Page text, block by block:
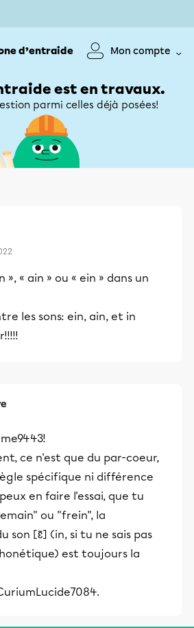
d’entraide Mon compte
est en travaux.
parmi celles déjà posées!
», « ain » ou « ein » dans un
les sons: ein, ain, et in
ce n'est que du par-coeur,
spécifique ni différence
en faire l'essai, que tu
ou "frein", la
son [ɛ̃] (in, si tu ne sais pas
est toujours la